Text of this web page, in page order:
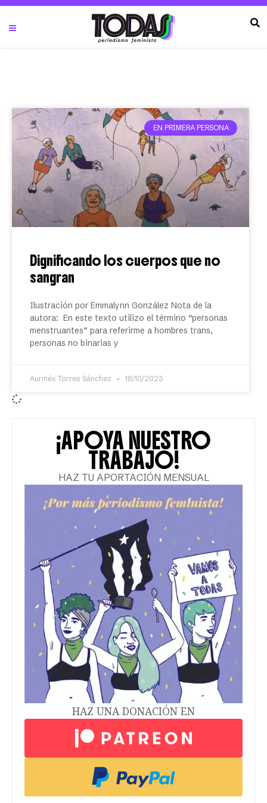
EN PRIMERA PERSONA
Dignificando los cuerpos que no
sangran
Ilustración por Emmalynn González Nota de la
autora: En este texto utilizo el término “personas
menstruantes” para referirme a hombres trans,
personas no binarias y
Aurinés Torres Sánchez 18/10/2023
¡APOYA NUESTRO
TRABAJO!
HAZ TU APORTACIÓN MENSUAL
HAZ UNA DONACIÓN EN